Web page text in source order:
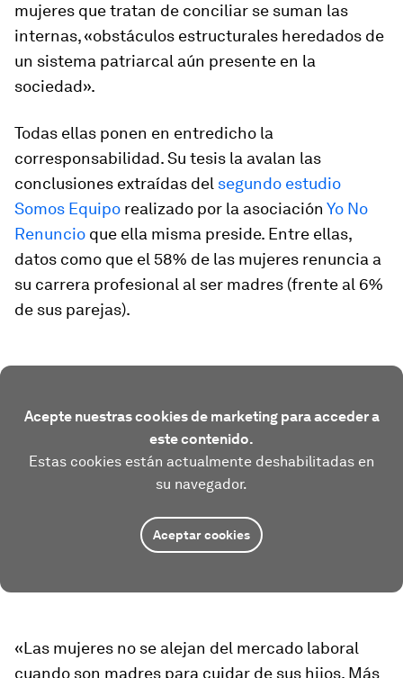
mujeres que tratan de conciliar se suman las
internas, «obstáculos estructurales heredados de
un sistema patriarcal aún presente en la
sociedad».
Todas ellas ponen en entredicho la
corresponsabilidad. Su tesis la avalan las
conclusiones extraídas del segundo estudio
Somos Equipo realizado por la asociación Yo No
Renuncio que ella misma preside. Entre ellas,
datos como que el 58% de las mujeres renuncia a
su carrera profesional al ser madres (frente al 6%
de sus parejas).
Acepte nuestras cookies de marketing para acceder a
este contenido.
Estas cookies están actualmente deshabilitadas en
su navegador.
Aceptar cookies
«Las mujeres no se alejan del mercado laboral
cuando son madres para cuidar de sus hijos. Más